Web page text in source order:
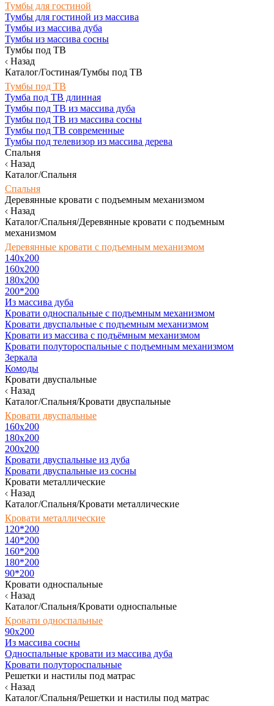
Тумбы для гостиной
Тумбы для гостиной из массива
Тумбы из массива дуба
Тумбы из массива сосны
Тумбы под ТВ
Назад
Каталог/Гостиная/Тумбы под ТВ
Тумбы под ТВ
Тумба под ТВ длинная
Тумбы под ТВ из массива дуба
Тумбы под ТВ из массива сосны
Тумбы под ТВ современные
Тумбы под телевизор из массива дерева
Спальня
Назад
Каталог/Спальня
Спальня
Деревянные кровати с подъемным механизмом
Назад
Каталог/Спальня/Деревянные кровати с подъемным
механизмом
Деревянные кровати с подъемным механизмом
140x200
160х200
180х200
200*200
Из массива дуба
Кровати односпальные с подъемным механизмом
Кровати двуспальные с подъемным механизмом
Кровати из массива с подъёмным механизмом
Кровати полутороспальные с подъемным механизмом
Зеркала
Комоды
Кровати двуспальные
Назад
Каталог/Спальня/Кровати двуспальные
Кровати двуспальные
160х200
180x200
200x200
Кровати двуспальные из дуба
Кровати двуспальные из сосны
Кровати металлические
Назад
Каталог/Спальня/Кровати металлические
Кровати металлические
120*200
140*200
160*200
180*200
90*200
Кровати односпальные
Назад
Каталог/Спальня/Кровати односпальные
Кровати односпальные
90х200
Из массива сосны
Односпальные кровати из массива дуба
Кровати полутороспальные
Решетки и настилы под матрас
Назад
Каталог/Спальня/Решетки и настилы под матрас